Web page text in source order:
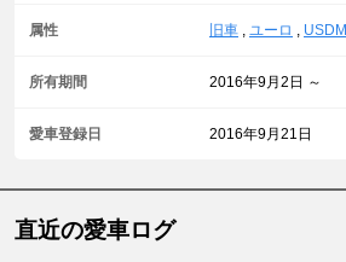
属性 旧車 , ユーロ , USDM
所有期間 2016年9月2日 ～
愛車登録日 2016年9月21日
直近の愛車ログ